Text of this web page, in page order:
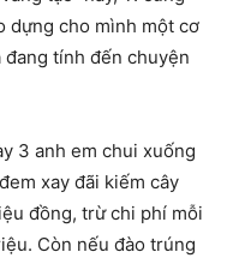
dựng cho mình một cơ
đang tính đến chuyện
3 anh em chui xuống
xay đãi kiếm cây
đồng, trừ chi phí mỗi
Còn nếu đào trúng